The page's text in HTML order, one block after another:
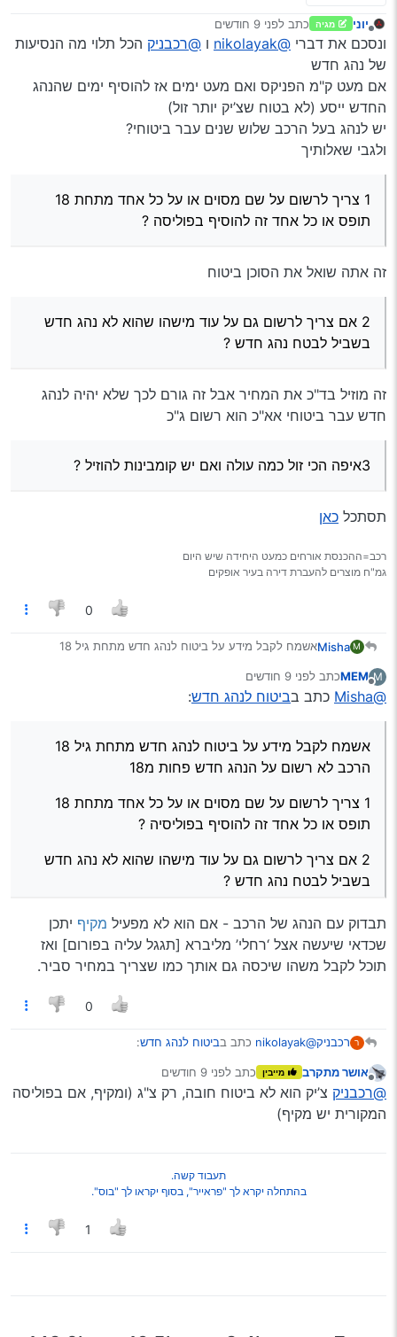
מנותק
יוני מגיה כתב לפני 9 חודשים
נערך לאחרונה על ידי
ונסכם את דברי @nikolayak ו @רכבניק הכל תלוי מה הנסיעות
של נהג חדש
אם מעט ק"מ הפניקס ואם מעט ימים אז להוסיף ימים שהנהג
החדש ייסע (לא בטוח שצ’יק יותר זול)
יש לנהג בעל הרכב שלוש שנים עבר ביטוחי?
ולגבי שאלותיך
1 צריך לרשום על שם מסוים או על כל אחד מתחת 18
תופס או כל אחד זה להוסיף בפוליסה ?
זה אתה שואל את הסוכן ביטוח
2 אם צריך לרשום גם על עוד מישהו שהוא לא נהג חדש
בשביל לבטח נהג חדש ?
זה מוזיל בד"כ את המחיר אבל זה גורם לכך שלא יהיה לנהג
חדש עבר ביטוחי אא"כ הוא רשום ג"כ
3איפה הכי זול כמה עולה ואם יש קומבינות להוזיל ?
תסתכל כאן
רכב=ההכנסת אורחים כמעט היחידה שיש היום
גמ"ח מוצרים להעברת דירה בעיר אופקים
0
M
Mishaאשמח לקבל מידע על ביטוח לנהג חדש מתחת גיל 18
או כל אחד זה להוסיף בפוליסיה ?
3איפה הכי זול כמה עולה ואם יש קומבינות להוזיל ?
Spoiler
M
מנותק
MEMכתב לפני 9 חודשים
נערך לאחרונה על ידי
@Misha כתב בביטוח לנהג חדש:
אשמח לקבל מידע על ביטוח לנהג חדש מתחת גיל 18
הרכב לא רשום על הנהג חדש פחות מ18
1 צריך לרשום על שם מסוים או על כל אחד מתחת 18
תופס או כל אחד זה להוסיף בפוליסיה ?
2 אם צריך לרשום גם על עוד מישהו שהוא לא נהג חדש
בשביל לבטח נהג חדש ?
3איפה הכי זול כמה עולה ואם יש קומבינות להוזיל ?
בתודה מראש
תבדוק עם הנהג של הרכב - אם הוא לא מפעיל מקיף יתכן
שכדאי שיעשה אצל ‘רחלי’ מליברא [תגגל עליה בפורום] ואז
תוכל לקבל משהו שיכסה גם אותך כמו שצריך במחיר סביר.
0
ר רכבניק@nikolayak כתב בביטוח לנהג חדש:
ביטוח זול
אושר מתקרב מייבין כתב לפני 9 חודשים
נערך לאחרונה על ידי
@רכבניק צ’יק הוא לא ביטוח חובה, רק צ"ג (ומקיף, אם בפוליסה
המקורית יש מקיף)
תעבוד קשה.
בהתחלה יקרא לך "פראייר", בסוף יקראו לך "בוס".
1